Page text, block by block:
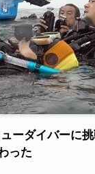
ーダイバーに
った